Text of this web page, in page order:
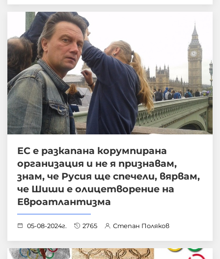
ЕС е разкапана корумпирана
организация и не я признавам,
знам, че Русия ще спечели, вярвам,
че Шиши е олицетворение на
Евроатлантизма
05-08-2024г. 2765 Степан Поляков